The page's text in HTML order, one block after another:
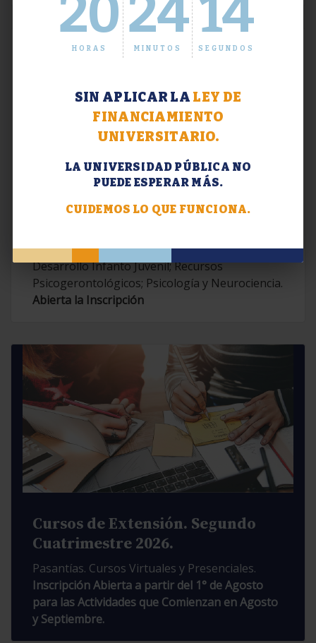
20
HORAS
24
MINUTOS
15
SEGUNDOS
SIN APLICAR LA LEY DE
FINANCIAMIENTO
UNIVERSITARIO.
LA UNIVERSIDAD PÚBLICA NO
PUEDE ESPERAR MÁS.
CUIDEMOS LO QUE FUNCIONA.
Extensión. Diplomaturas 2026.
Contemporáneas; Problemáticas en el
Desarrollo Infanto Juvenil; Recursos
Psicogerontológicos; Psicología y Neurociencia.
Abierta la Inscripción
Cursos de Extensión. Segundo
Cuatrimestre 2026.
Pasantías. Cursos Virtuales y Presenciales.
Inscripción Abierta a partir del 1° de Agosto
para las Actividades que Comienzan en Agosto
y Septiembre.